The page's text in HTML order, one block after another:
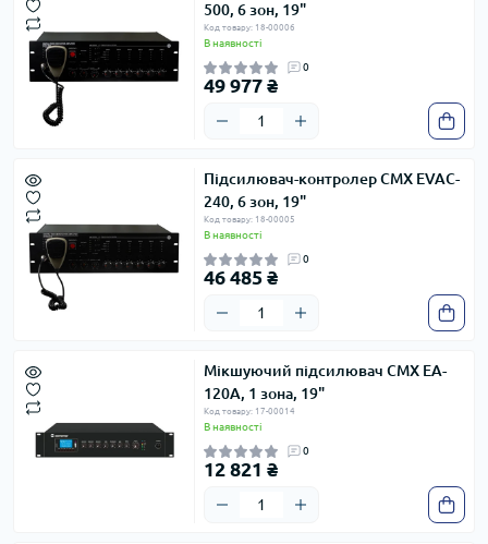
500, 6 зон, 19"
Код товару: 18-00006
В наявності
0
49 977 ₴
Підсилювач-контролер CMX EVAC-
240, 6 зон, 19"
Код товару: 18-00005
В наявності
0
46 485 ₴
Мікшуючий підсилювач CMX EA-
120A, 1 зона, 19"
Код товару: 17-00014
В наявності
0
12 821 ₴